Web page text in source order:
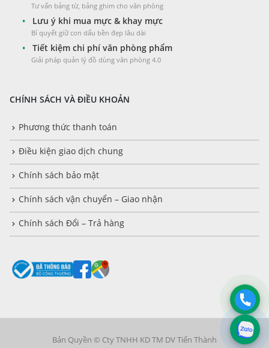
Tư vấn bảng từ, bảng ghim cho văn phòng
• Lưu ý khi mua mực & khay mực
Bí quyết giữ con dấu bền đẹp lâu dài
• Tiết kiệm chi phí văn phòng phẩm
Giải pháp quản lý đồ dùng văn phòng 4.0
CHÍNH SÁCH VÀ ĐIỀU KHOẢN
Phương thức thanh toán
Điều kiện giao dịch chung
Chính sách bảo mật
Chính sách vận chuyển – Giao nhận
Chính sách Đổi – Trả hàng
Bản Quyền © Cty TNHH KD TM DV Tiến Thành